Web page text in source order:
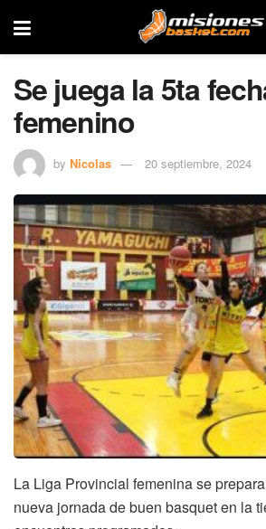
Se juega la 5ta
femenino
by Nicolas 20 septiembre, 2024
La Liga Provincial femenina se
nueva jornada de buen basquet en la